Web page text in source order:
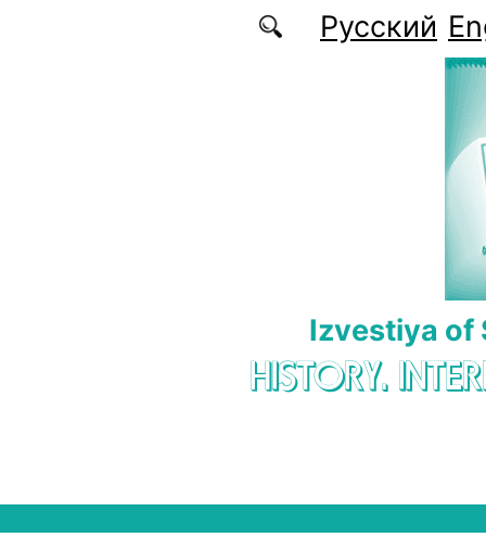
Русский
Izvestiya of
HISTORY.